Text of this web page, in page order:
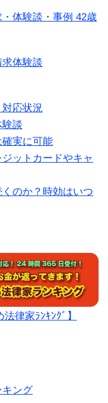
体験談・事例 42歳
体験談
応状況
談
実に可能
ットカードやキャ
のか？時効はいつ
律家ﾗﾝｷﾝｸﾞ】
ング